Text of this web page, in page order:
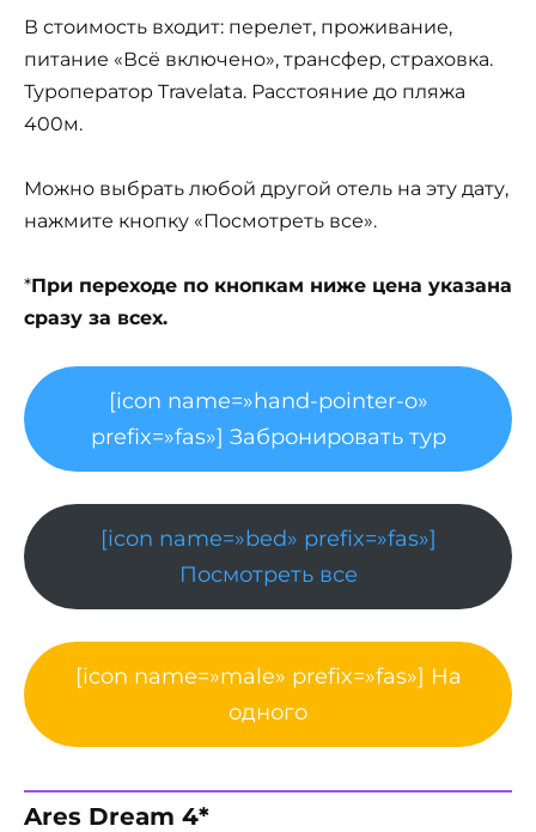
В стоимость входит: перелет, проживание,
питание «Всё включено», трансфер, страховка.
Туроператор Travelata. Расстояние до пляжа
400м.
Можно выбрать любой другой отель на эту дату,
нажмите кнопку «Посмотреть все».
*При переходе по кнопкам ниже цена указана
сразу за всех.
[icon name=»hand-pointer-o»
prefix=»fas»] Забронировать тур
[icon name=»bed» prefix=»fas»]
Посмотреть все
[icon name=»male» prefix=»fas»] На
одного
Ares Dream 4*